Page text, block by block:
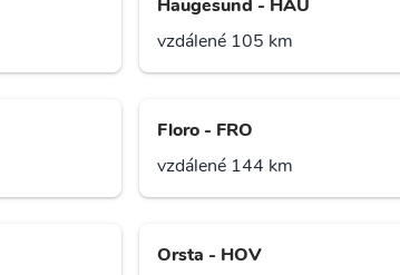
Haugesund - HAU
vzdálené 105 km
Floro - FRO
vzdálené 144 km
Orsta - HOV